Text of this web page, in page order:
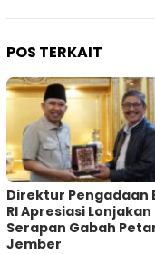
POS TERKAIT
Direktur Pengadaan
RI Apresiasi Lonjakan
Serapan Gabah
Jember